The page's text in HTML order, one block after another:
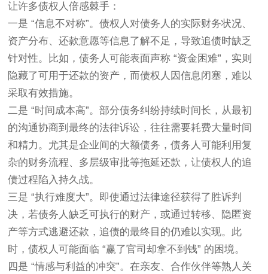
让许多债权人倍感棘手：
一是 “信息不对称”。债权人对债务人的实际财务状况、
资产分布、还款意愿等信息了解不足，导致追债时缺乏
针对性。比如，债务人可能表面声称 “资金困难”，实则
隐藏了可用于还款的资产，而债权人因信息闭塞，难以
采取有效措施。
二是 “时间成本高”。部分债务纠纷持续时间长，从最初
的沟通协商到最终的法律诉讼，往往需要耗费大量时间
和精力。尤其是企业间的大额债务，债务人可能利用复
杂的财务流程、多层级审批等拖延还款，让债权人的追
债过程陷入持久战。
三是 “执行难度大”。即使通过法律途径获得了胜诉判
决，若债务人缺乏可执行的财产，或通过转移、隐匿资
产等方式逃避还款，追债的最终目的仍难以实现。此
时，债权人可能面临 “赢了官司却拿不到钱” 的困境。
四是 “情感与利益的冲突”。在亲友、合作伙伴等熟人关